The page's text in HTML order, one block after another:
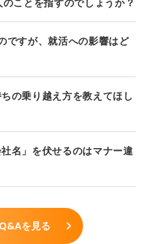
のことを指すのでしょうか？
ですが、就活への影響はど
の乗り越え方を教えてほし
名」を伏せるのはマナー違
を見る